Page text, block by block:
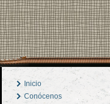
Inicio
Conócenos